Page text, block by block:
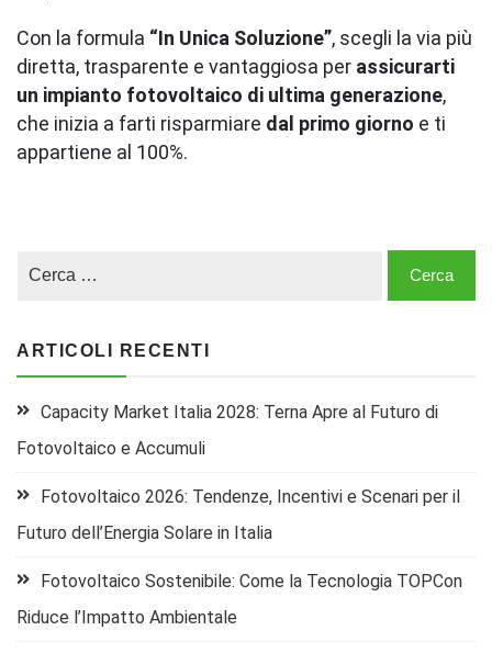
Con la formula “In Unica Soluzione”, scegli la via più
diretta, trasparente e vantaggiosa per assicurarti
un impianto fotovoltaico di ultima generazione,
che inizia a farti risparmiare dal primo giorno e ti
appartiene al 100%.
ARTICOLI RECENTI
Capacity Market Italia 2028: Terna Apre al Futuro di
Fotovoltaico e Accumuli
Fotovoltaico 2026: Tendenze, Incentivi e Scenari per il
Futuro dell’Energia Solare in Italia
Fotovoltaico Sostenibile: Come la Tecnologia TOPCon
Riduce l’Impatto Ambientale